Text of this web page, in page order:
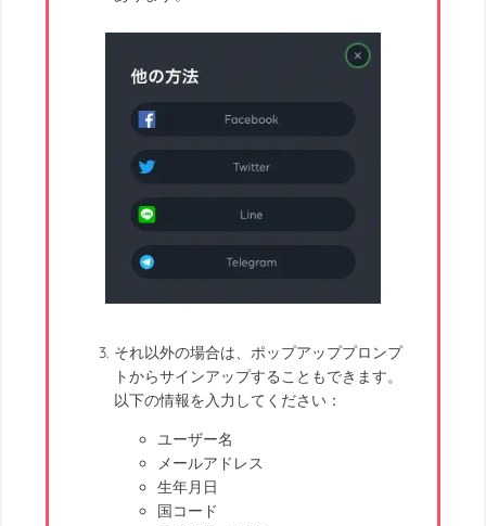
それ以外の場合は、ポップアッププロンプ
トからサインアップすることもできます。
以下の情報を入力してください：
ユーザー名
メールアドレス
生年月日
国コード